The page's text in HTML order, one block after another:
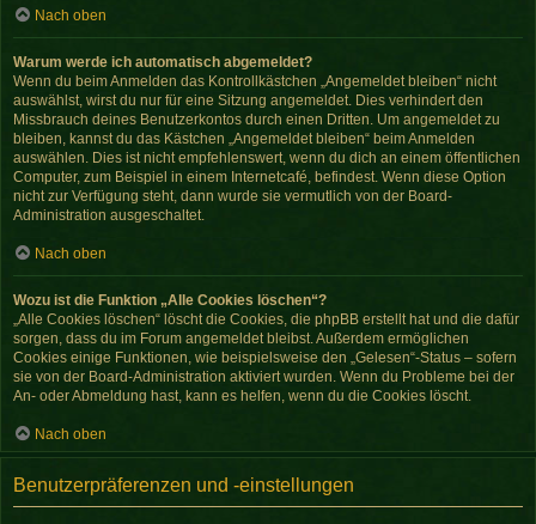
Nach oben
Warum werde ich automatisch abgemeldet?
Wenn du beim Anmelden das Kontrollkästchen „Angemeldet bleiben“ nicht
auswählst, wirst du nur für eine Sitzung angemeldet. Dies verhindert den
Missbrauch deines Benutzerkontos durch einen Dritten. Um angemeldet zu
bleiben, kannst du das Kästchen „Angemeldet bleiben“ beim Anmelden
auswählen. Dies ist nicht empfehlenswert, wenn du dich an einem öffentlichen
Computer, zum Beispiel in einem Internetcafé, befindest. Wenn diese Option
nicht zur Verfügung steht, dann wurde sie vermutlich von der Board-
Administration ausgeschaltet.
Nach oben
Wozu ist die Funktion „Alle Cookies löschen“?
„Alle Cookies löschen“ löscht die Cookies, die phpBB erstellt hat und die dafür
sorgen, dass du im Forum angemeldet bleibst. Außerdem ermöglichen
Cookies einige Funktionen, wie beispielsweise den „Gelesen“-Status – sofern
sie von der Board-Administration aktiviert wurden. Wenn du Probleme bei der
An- oder Abmeldung hast, kann es helfen, wenn du die Cookies löscht.
Nach oben
Benutzerpräferenzen und -einstellungen